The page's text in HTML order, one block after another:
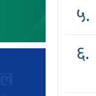
५.
६.